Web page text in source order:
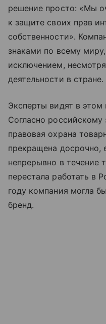
решение просто: «Мы
к защите своих прав
собственности».
знаками по всему
исключением,
деятельности в стране.
Эксперты видят в этом
Согласно российскому
правовая охрана
прекращена досрочно,
непрерывно в течение
перестала работать в
году компания могла
бренд.